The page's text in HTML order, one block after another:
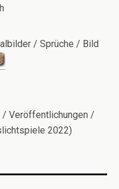
/ Sprüche / Bild
/ Veröffentlichungen /
2022)